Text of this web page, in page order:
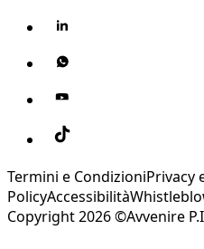
Termini e CondizioniPrivacy
PolicyAccessibilità
Copyright 2026 ©Avvenire